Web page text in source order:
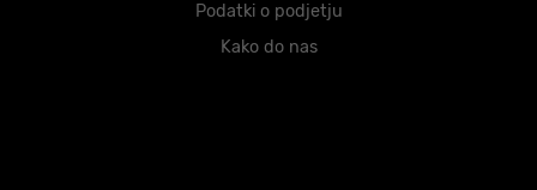
Podatki o podjetju
Kako do nas